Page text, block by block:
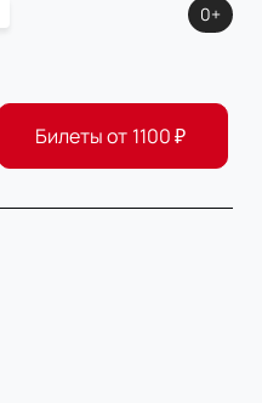
0+
Билеты от 1100₽